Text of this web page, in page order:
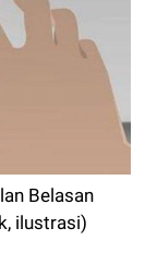
Belasan
ilustrasi)